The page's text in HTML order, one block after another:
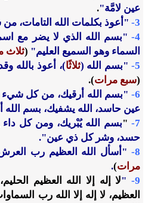
عين لامَّة".
3- "أعوذ بكلمات الله التامات،
4-
"بسم الله الذي لا يضر مع
السماء وهو السميع العليم" (ثلاث
5-
"بسم الله (ثلاثًا)، أعوذ بالله
(سبع مرات).
6-
"بسم الله أرقيك، من كل
عين حاسد، الله يشفيك، بسم الله
7-
"بسم الله يُبْريك، ومن كل
حسد، وشر كل ذي عين".
8-
" أسأل الله العظيم رب
مرات)
.
9-
"لا إله إلا الله العظيم
العظيم، لا إله إلا الله رب